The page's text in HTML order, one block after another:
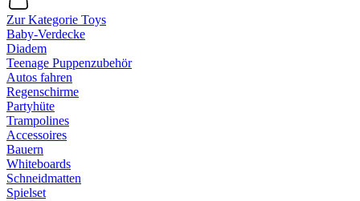
Zur Kategorie Toys
Baby-Verdecke
Diadem
Teenage Puppenzubehör
Autos fahren
Regenschirme
Partyhüte
Trampolines
Accessoires
Bauern
Whiteboards
Schneidmatten
Spielset